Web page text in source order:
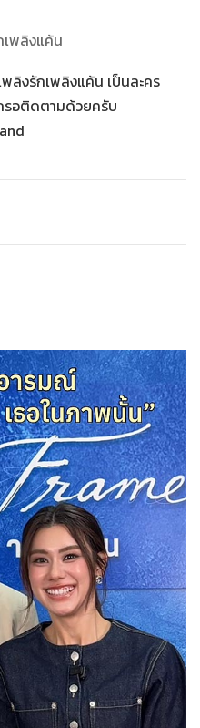
เพลิงแค้น
ลิงรักเพลิงแค้น เป็นละคร
รอติดตามด้วยครับ